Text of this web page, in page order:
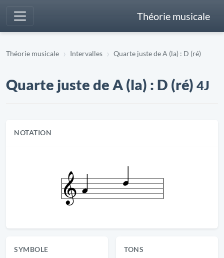
Théorie musicale
Théorie musicale Intervalles Quarte juste de A (la) : D (ré)
Quarte juste de A (la) : D (ré) 4J
NOTATION
SYMBOLE TONS